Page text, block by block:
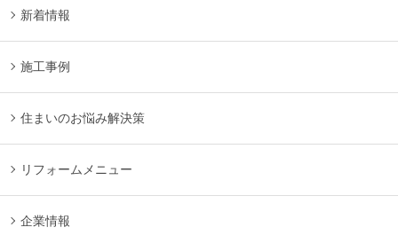
新着情報
施工事例
住まいのお悩み解決策
リフォームメニュー
企業情報